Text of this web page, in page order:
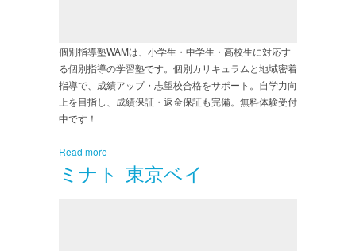
個別指導塾WAMは、小学生・中学生・高校生に対応す
る個別指導の学習塾です。個別カリキュラムと地域密着
指導で、成績アップ・志望校合格をサポート。自学力向
上を目指し、成績保証・返金保証も完備。無料体験受付
中です！
Read more
ミナト 東京ベイ